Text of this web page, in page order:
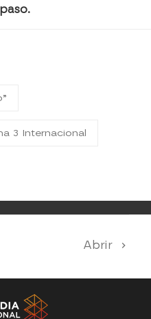
3 Internacional
Abrir
Hormiguero